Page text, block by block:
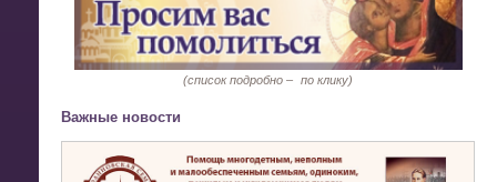
(список подробно – по клику)
Важные новости